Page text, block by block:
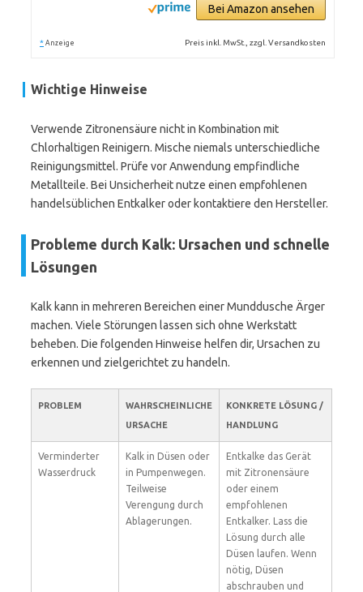
Bei Amazon ansehen
* Anzeige Preis inkl. MwSt., zzgl. Versandkosten
Wichtige Hinweise
Verwende Zitronensäure nicht in Kombination mit
Chlorhaltigen Reinigern. Mische niemals unterschiedliche
Reinigungsmittel. Prüfe vor Anwendung empfindliche
Metallteile. Bei Unsicherheit nutze einen empfohlenen
handelsüblichen Entkalker oder kontaktiere den Hersteller.
Probleme durch Kalk: Ursachen und schnelle
Lösungen
Kalk kann in mehreren Bereichen einer Munddusche Ärger
machen. Viele Störungen lassen sich ohne Werkstatt
beheben. Die folgenden Hinweise helfen dir, Ursachen zu
erkennen und zielgerichtet zu handeln.
PROBLEM
WAHRSCHEINLICHE
URSACHE
KONKRETE LÖSUNG /
HANDLUNG
Verminderter
Wasserdruck
Kalk in Düsen oder
in Pumpenwegen.
Teilweise
Verengung durch
Ablagerungen.
Entkalke das Gerät
mit Zitronensäure
oder einem
empfohlenen
Entkalker. Lass die
Lösung durch alle
Düsen laufen. Wenn
nötig, Düsen
abschrauben und